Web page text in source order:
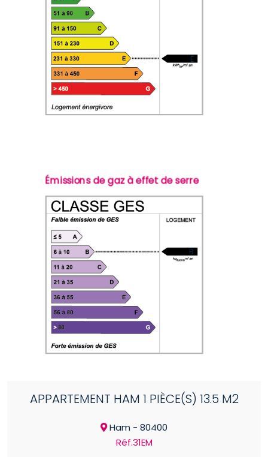
E
Émissions de gaz à effet de serre
B
APPARTEMENT HAM 1 PIÈCE(S) 13.5 M2
Ham - 80400
Réf.31EM